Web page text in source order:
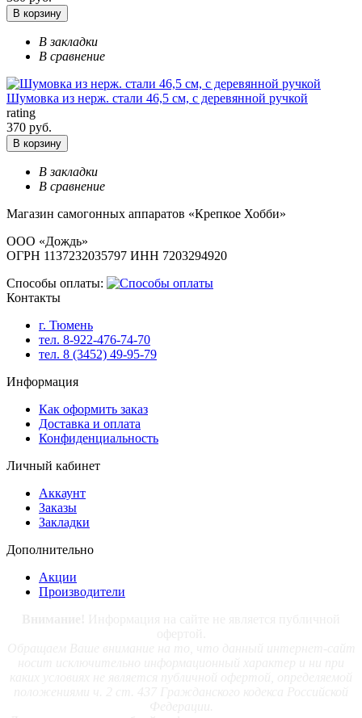
В корзину
В закладки
В сравнение
Шумовка из нерж. стали 46,5 см, с деревянной ручкой
rating
370 руб.
В корзину
В закладки
В сравнение
Магазин самогонных аппаратов «Крепкое Хобби»
ООО «Дождь»
ОГРН 1137232035797 ИНН 7203294920
Способы оплаты:
Контакты
г. Тюмень
тел. 8-922-476-74-70
тел. 8 (3452) 49-95-79
Информация
Как оформить заказ
Доставка и оплата
Конфиденциальность
Личный кабинет
Аккаунт
Заказы
Закладки
Дополнительно
Акции
Производители